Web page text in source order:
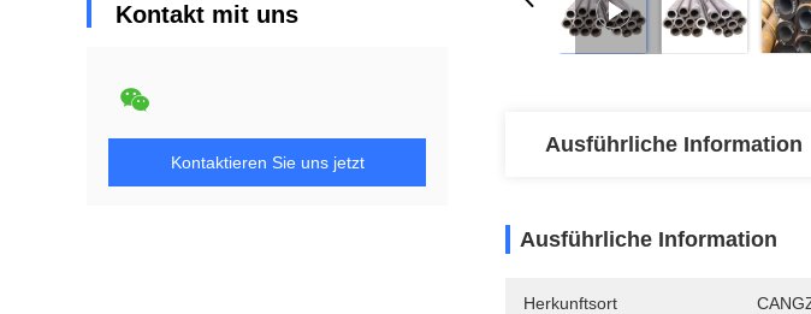
Kontakt mit uns
Kontaktieren Sie uns jetzt
Ausführliche Information
Ausführliche Information
Herkunftsort